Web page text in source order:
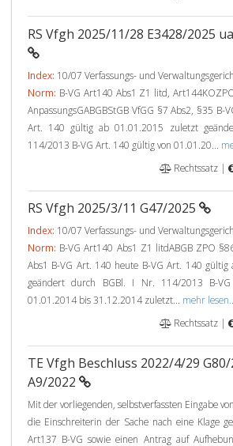
RS Vfgh 2025/11/28 E3428/2025
Index: 10/07 Verfassungs- und
Norm: B-VG Art140 Abs1 Z1 litd,
AnpassungsGABGBStGB VfGG §7 Abs2, §35 B-
Art. 140 gültig ab 01.01.2015 zuletzt
114/2013 B-VG Art. 140 gültig von 01.01.20...
Rechtssatz |
RS Vfgh 2025/3/11 G47/2025
Index: 10/07 Verfassungs- und
Norm: B-VG Art140 Abs1 Z1 litdABGB ZPO
Abs1 B-VG Art. 140 heute B-VG Art. 140
geändert durch BGBl. I Nr. 114/2013 B-
01.01.2014 bis 31.12.2014 zuletzt... mehr lesen...
Rechtssatz |
TE Vfgh Beschluss 2022/4/29
A9/2022
Mit der vorliegenden, selbstverfassten Eingabe
die Einschreiterin der Sache nach eine Klage
Art137 B-VG sowie einen Antrag auf